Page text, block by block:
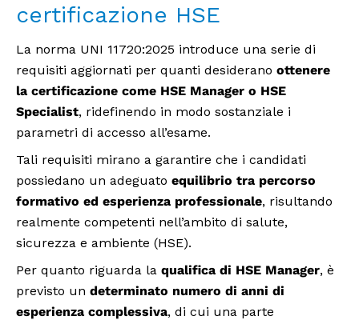
certificazione HSE
La norma UNI 11720:2025 introduce una serie di
requisiti aggiornati per quanti desiderano ottenere
la certificazione come HSE Manager o HSE
Specialist, ridefinendo in modo sostanziale i
parametri di accesso all’esame.
Tali requisiti mirano a garantire che i candidati
possiedano un adeguato equilibrio tra percorso
formativo ed esperienza professionale, risultando
realmente competenti nell’ambito di salute,
sicurezza e ambiente (HSE).
Per quanto riguarda la qualifica di HSE Manager, è
previsto un determinato numero di anni di
esperienza complessiva, di cui una parte